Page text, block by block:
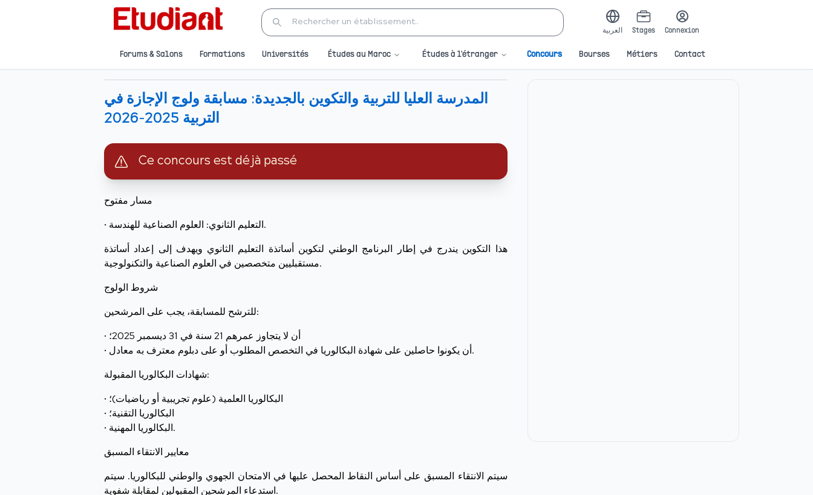
العربية Stages Connexion
Forums & Salons Formations Universités Études au Maroc Études à l'étranger Concours Bourses Métiers Contact
المدرسة العليا للتربية والتكوين بالجديدة: مسابقة ولوج الإجازة في
التربية 2025–2026
Ce concours est déjà passé
مسار مفتوح
• التعليم الثانوي: العلوم الصناعية للهندسة.
هذا التكوين يندرج في إطار البرنامج الوطني لتكوين أساتذة التعليم الثانوي ويهدف إلى إعداد أساتذة
مستقبليين متخصصين في العلوم الصناعية والتكنولوجية.
شروط الولوج
للترشح للمسابقة، يجب على المرشحين:
• أن لا يتجاوز عمرهم 21 سنة في 31 ديسمبر 2025؛
• أن يكونوا حاصلين على شهادة البكالوريا في التخصص المطلوب أو على دبلوم معترف به معادل.
شهادات البكالوريا المقبولة:
• البكالوريا العلمية (علوم تجريبية أو رياضيات)؛
• البكالوريا التقنية؛
• البكالوريا المهنية.
معايير الانتقاء المسبق
سيتم الانتقاء المسبق على أساس النقاط المحصل عليها في الامتحان الجهوي والوطني للبكالوريا. سيتم
استدعاء المرشحين المقبولين لمقابلة شفوية.